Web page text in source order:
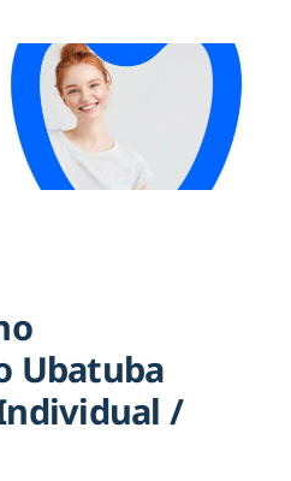
Ubatuba
/